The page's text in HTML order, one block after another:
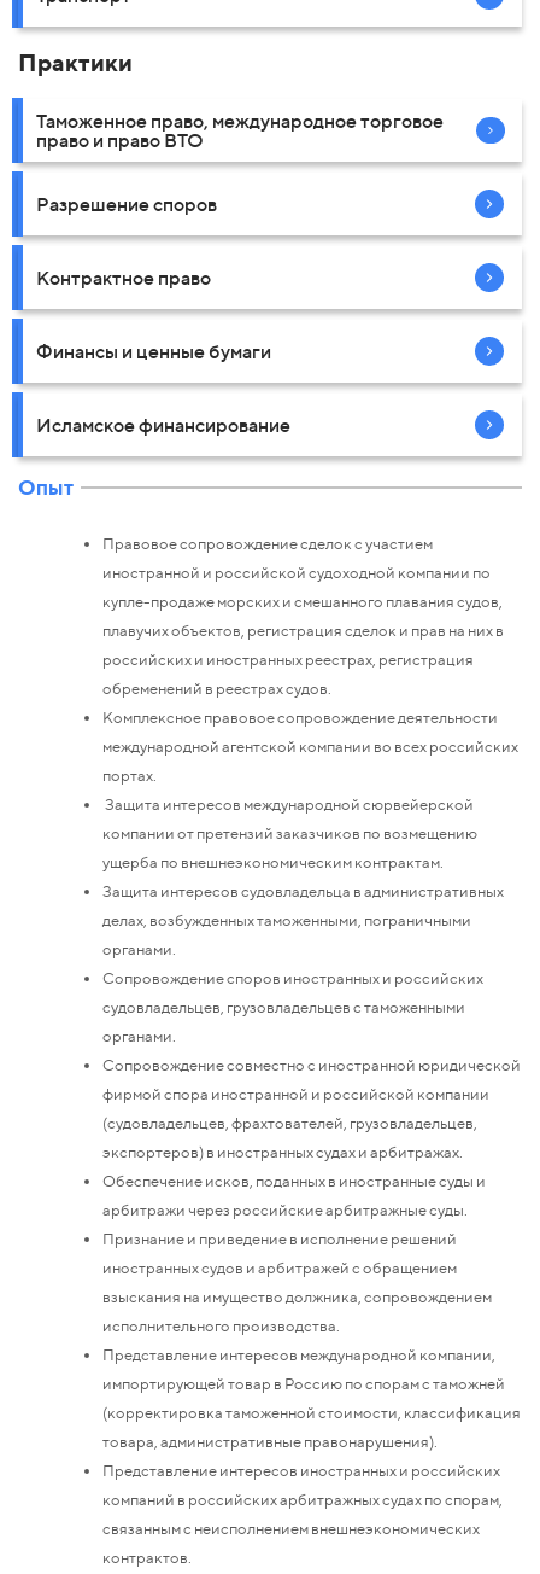
Практики
Таможенное право, международное торговое
право и право ВТО
Разрешение споров
Контрактное право
Финансы и ценные бумаги
Исламское финансирование
Опыт
Правовое сопровождение сделок с участием
иностранной и российской судоходной компании по
купле-продаже морских и смешанного плавания судов,
плавучих объектов, регистрация сделок и прав на них в
российских и иностранных реестрах, регистрация
обременений в реестрах судов.
Комплексное правовое сопровождение деятельности
международной агентской компании во всех российских
портах.
Защита интересов международной сюрвейерской
компании от претензий заказчиков по возмещению
ущерба по внешнеэкономическим контрактам.
Защита интересов судовладельца в административных
делах, возбужденных таможенными, пограничными
органами.
Сопровождение споров иностранных и российских
судовладельцев, грузовладельцев с таможенными
органами.
Сопровождение совместно с иностранной юридической
фирмой спора иностранной и российской компании
(судовладельцев, фрахтователей, грузовладельцев,
экспортеров) в иностранных судах и арбитражах.
Обеспечение исков, поданных в иностранные суды и
арбитражи через российские арбитражные суды.
Признание и приведение в исполнение решений
иностранных судов и арбитражей с обращением
взыскания на имущество должника, сопровождением
исполнительного производства.
Представление интересов международной компании,
импортирующей товар в Россию по спорам с таможней
(корректировка таможенной стоимости, классификация
товара, административные правонарушения).
Представление интересов иностранных и российских
компаний в российских арбитражных судах по спорам,
связанным с неисполнением внешнеэкономических
контрактов.